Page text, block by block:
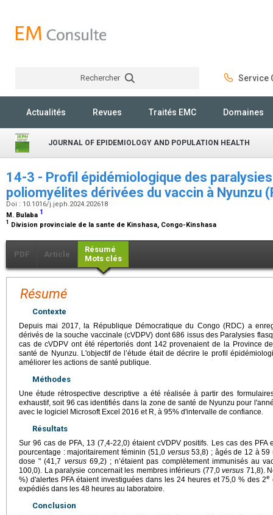
Rechercher Service
Actualités Revues Traités EMC Domaines
JOURNAL OF EPIDEMIOLOGY AND POPULATION HEALTH
14-3 - Profil épidémiologique des
poliomyélites dérivées du vaccin à Nyunzu
Doi : 10.1016/j.jeph.2024.202618
M. Bulaba 1
1 Division provinciale de la sante de Kinshasa, Congo-Kinshasa
PDF Article
Résumé
Mots clés
Résumé
Contexte
Depuis mai 2017, la République Démocratique du Congo (RDC) a
dérivés de la souche vaccinale (cVDPV) dont 686 issus des Paralysies
cas de cVDPV ont été répertoriés dont 142 provenaient de la Province
santé de Nyunzu. L'objectif de l’étude était de décrire le profil
améliorer les actions de santé publique.
Méthodes
Une étude rétrospective descriptive a été réalisée à partir des
exhaustif, soit 96 cas identifiés dans la zone de santé de Nyunzu pour
avec le logiciel Microsoft Excel 2016 et R, à 95% d'intervalle de confiance.
Résultats
Sur 96 cas de PFA, 13 (7,4-22,0) étaient cVDPV positifs. Les cas des PFA
pourcentage : majoritairement féminin (51,0 versus53,8) ; âgés de 12 à 59
dose " (41,7 versus69,2) ; n’étaient pas complètement immunisés au
100,0). La paralysie concernait les membres inférieurs (77,0versus 71,8).
%) d'alertes PFA étaient investiguées dans les 24 heures et 75,0 % des 2e
expédiés dans les 48 heures au laboratoire.
Conclusion